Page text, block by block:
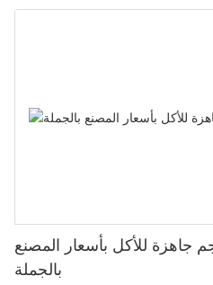
جاهزة للأكل بأسعار المصنع
بالجملة